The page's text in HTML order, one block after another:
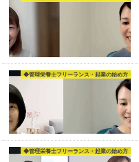
◆管理栄養士フリーランス・起業の始め方
◆管理栄養士フリーランス・起業の始め方